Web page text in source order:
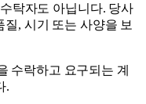
탁자도 아닙니다. 당사
, 시기 또는 사양을 보
수락하고 요구되는 계
.